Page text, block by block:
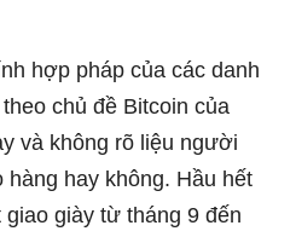
hợp pháp của các danh
chủ đề Bitcoin của
và không rõ liệu người
hay không. Hầu hết
giày từ tháng 9 đến